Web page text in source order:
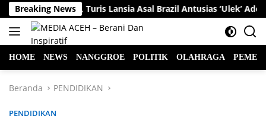
Langsung
ke
konten
Breaking News
Cuma Kesenian, Turis Lansia Asal Brazil Antusias ‘Ulek’
HOME NEWS NANGGROE POLITIK OLAHRAGA
Beranda PENDIDIKAN
PENDIDIKAN